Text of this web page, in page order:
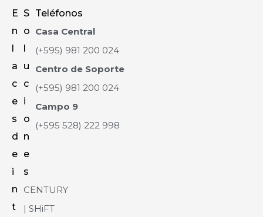
E
n
a
c
e
s
d
e
i
n
t
S
o
u
c
i
o
n
e
s
CENTURY
| SHiFT
Teléfonos
Casa Central
(+595) 981 200 024
Centro de Soporte
(+595) 981 200 024
Campo 9
(+595 528) 222 998